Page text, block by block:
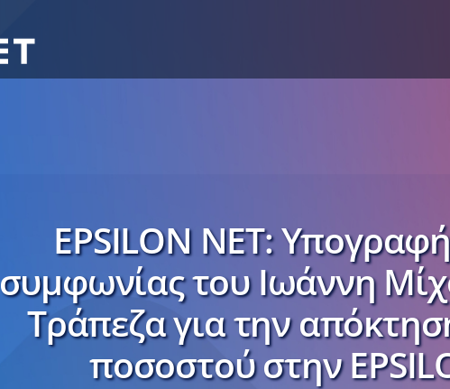
EPSILON NET:
συμφωνίας του Ιωάννη
Τράπεζα για την
ποσοστού στην